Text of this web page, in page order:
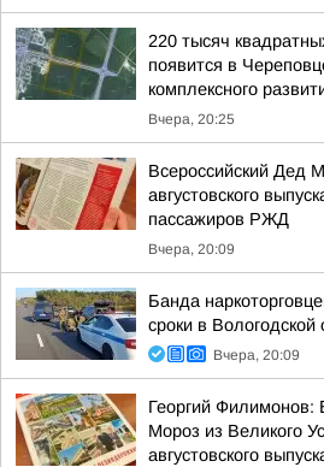
220 тысяч
появится в
комплексного
Вчера, 20:25
Всероссийский Дед
августовского
пассажиров РЖД
Вчера, 20:09
Банда
сроки в Вологодской
Вчера, 20:09
Георгий Филимонов:
Мороз из Великого
августовского